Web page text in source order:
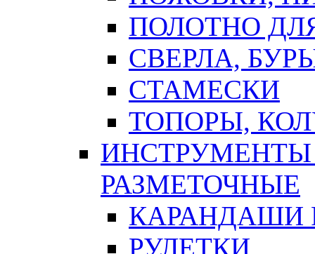
ПОЛОТНО
СВЕРЛА,
СТАМЕСКИ
ТОПОРЫ,
ИНСТРУМЕНТЫ
РАЗМЕТОЧНЫЕ
КАРАНДАШИ
РУЛЕТКИ